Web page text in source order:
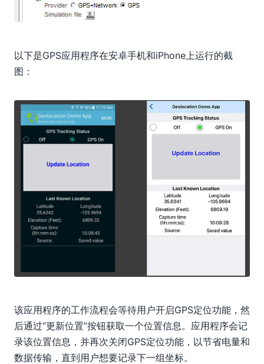
以下是GPS应用程序在安卓手机和iPhone上运行的截
图：
该应用程序的工作流程会等待用户开启GPS定位功能，然
后通过“更新位置”按钮获取一个位置信息。应用程序会记
录该位置信息，并再次关闭GPS定位功能，以节省电量和
数据传输，直到用户想要记录下一组坐标。